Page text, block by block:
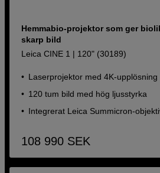
Hemmabio-projektor som ger
skarp bild
Leica CINE 1 | 120" (30189)
Laserprojektor med 4K-upplösning
120 tum bild med hög ljusstyrka
Integrerat Leica Summicron-
108 990 SEK